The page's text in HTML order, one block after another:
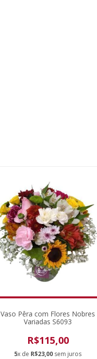
Vaso Pêra com Flores Nobres
Variadas S6093
R$115,00
5x de R$23,00 sem juros